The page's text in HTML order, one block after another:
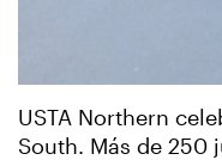
USTA Northern
South. Más de 250